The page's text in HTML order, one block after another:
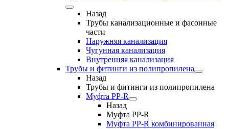
Назад
Трубы канализационные и фасонные
части
Наружняя канализация
Чугунная канализация
Внутренняя канализация
Трубы и фитинги из полипропилена
Назад
Трубы и фитинги из полипропилена
Муфта PP-R
Назад
Муфта PP-R
Муфта РР-R комбинированная